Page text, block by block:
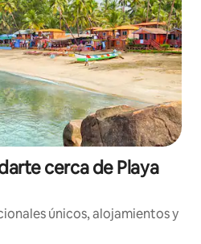
cerca de Playa
únicos, alojamientos y